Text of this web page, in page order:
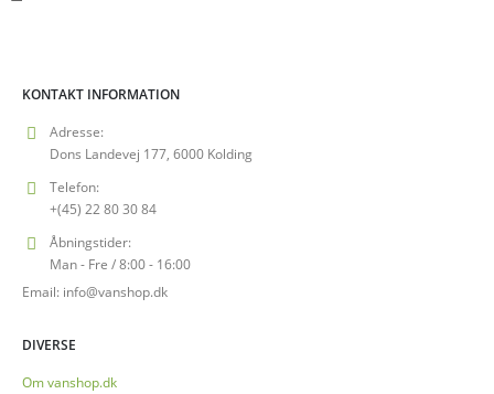
KONTAKT INFORMATION
Adresse:
Dons Landevej 177, 6000 Kolding
Telefon:
+(45) 22 80 30 84
Åbningstider:
Man - Fre / 8:00 - 16:00
Email: info@vanshop.dk
DIVERSE
Om vanshop.dk